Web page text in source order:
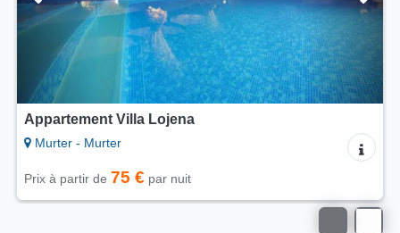
Appartement Villa Lojena
Murter - Murter
Prix à partir de 75 € par nuit